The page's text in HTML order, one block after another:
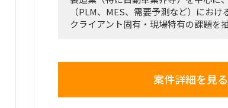
■稼働率：
100％
（PLM、MES、需要予測など）におけ
クライアント固有・現場特有の課題を
クライアントと伴走しながら、試行錯
い施策を形にしていく支援ポジション。
■想定業務：
案件詳細を見る